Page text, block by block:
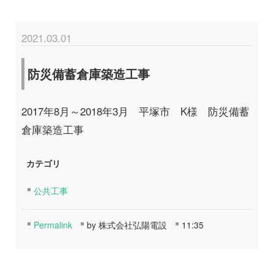
2021.03.01
防災備蓄倉庫築造工事
2017年8月～2018年3月 平塚市 K様 防災備蓄
倉庫築造工事
カテゴリ
公共工事
Permalink by 株式会社弘陽電設 11:35